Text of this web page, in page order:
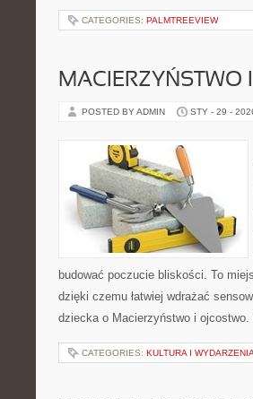
CATEGORIES: PALMTREEVIEW
MACIERZYŃSTWO
POSTED BY ADMIN STY - 29 -
budować poczucie bliskości. To
dzięki czemu łatwiej wdrażać
dziecka o Macierzyństwo i
CATEGORIES: KULTURA I WYDARZENIA